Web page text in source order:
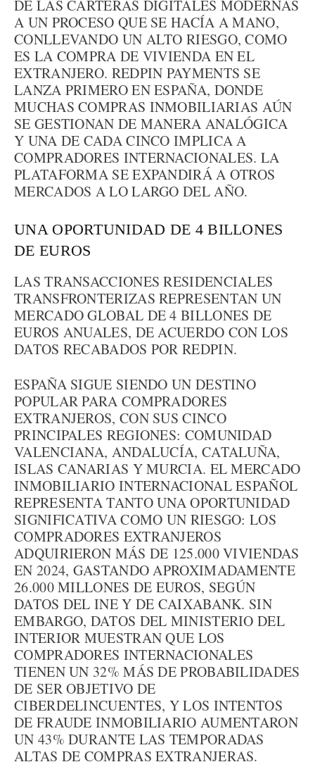
DE LAS CARTERAS DIGITALES MODERNAS
A UN PROCESO QUE SE HACÍA A MANO,
CONLLEVANDO UN ALTO RIESGO, COMO
ES LA COMPRA DE VIVIENDA EN EL
EXTRANJERO. REDPIN PAYMENTS SE
LANZA PRIMERO EN ESPAÑA, DONDE
MUCHAS COMPRAS INMOBILIARIAS AÚN
SE GESTIONAN DE MANERA ANALÓGICA
Y UNA DE CADA CINCO IMPLICA A
COMPRADORES INTERNACIONALES. LA
PLATAFORMA SE EXPANDIRÁ A OTROS
MERCADOS A LO LARGO DEL AÑO.
UNA OPORTUNIDAD DE 4 BILLONES
DE EUROS
LAS TRANSACCIONES RESIDENCIALES
TRANSFRONTERIZAS REPRESENTAN UN
MERCADO GLOBAL DE 4 BILLONES DE
EUROS ANUALES, DE ACUERDO CON LOS
DATOS RECABADOS POR REDPIN.
ESPAÑA SIGUE SIENDO UN DESTINO
POPULAR PARA COMPRADORES
EXTRANJEROS, CON SUS CINCO
PRINCIPALES REGIONES: COMUNIDAD
VALENCIANA, ANDALUCÍA, CATALUÑA,
ISLAS CANARIAS Y MURCIA. EL MERCADO
INMOBILIARIO INTERNACIONAL ESPAÑOL
REPRESENTA TANTO UNA OPORTUNIDAD
SIGNIFICATIVA COMO UN RIESGO: LOS
COMPRADORES EXTRANJEROS
ADQUIRIERON MÁS DE 125.000 VIVIENDAS
EN 2024, GASTANDO APROXIMADAMENTE
26.000 MILLONES DE EUROS, SEGÚN
DATOS DEL INE Y DE CAIXABANK. SIN
EMBARGO, DATOS DEL MINISTERIO DEL
INTERIOR MUESTRAN QUE LOS
COMPRADORES INTERNACIONALES
TIENEN UN 32% MÁS DE PROBABILIDADES
DE SER OBJETIVO DE
CIBERDELINCUENTES, Y LOS INTENTOS
DE FRAUDE INMOBILIARIO AUMENTARON
UN 43% DURANTE LAS TEMPORADAS
ALTAS DE COMPRAS EXTRANJERAS.